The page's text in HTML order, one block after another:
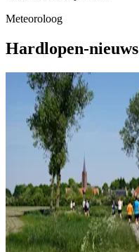
Meteoroloog
Hardlopen-nieuws